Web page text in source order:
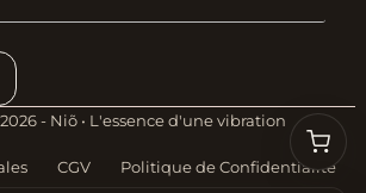
- Niõ • L'essence d'une vibration
CGV Politique de Confidentialité